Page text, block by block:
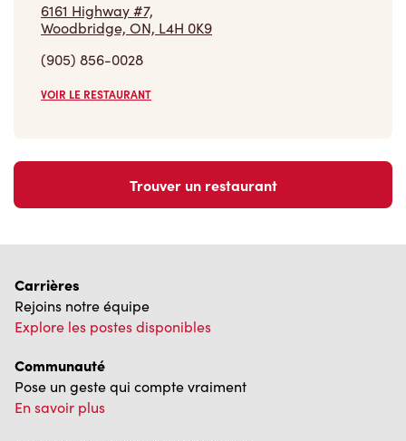
6161 Highway #7,
Woodbridge, ON, L4H 0K9
(905) 856-0028
VOIR LE RESTAURANT
Trouver un restaurant
Carrières
Rejoins notre équipe
Explore les postes disponibles
Communauté
Pose un geste qui compte vraiment
En savoir plus